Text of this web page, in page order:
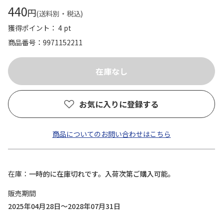
440円(送料別・税込)
獲得ポイント： 4 pt
商品番号
9971152211
お気に入りに登録する
商品についてのお問い合わせはこちら
在庫
一時的に在庫切れです。入荷次第ご購入可能。
販売期間
2025年04月28日～2028年07月31日